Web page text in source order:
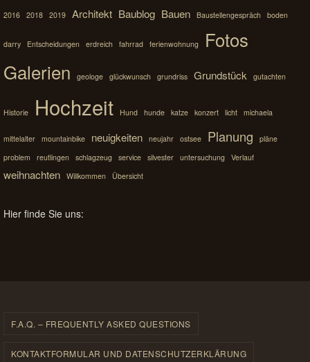
2016 2018 2019 Architekt Baublog Bauen Baustellengespräch boden
darry Entscheidungen erdreich fahrrad ferienwohnung
Fotos
Galerien
geologe glückwunsch grundriss Grundstück gutachten
Historie Hochzeit Hund hunde katze konzert licht michaela
mittelalter mountainbike neuigkeiten neujahr ostsee Planung
pläne
problem
reutlingen schlagzeug service silvester untersuchung Verlauf
weihnachten Willkommen Übersicht
Hier finde Sie uns:
F.A.Q. – FREQUENTLY ASKED QUESTIONS
KONTAKTFORMULAR UND DATENSCHUTZERKLÄRUNG